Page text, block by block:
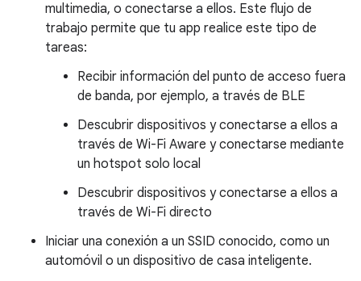
multimedia, o conectarse a ellos. Este flujo de
trabajo permite que tu app realice este tipo de
tareas:
Recibir información del punto de acceso fuera
de banda, por ejemplo, a través de BLE
Descubrir dispositivos y conectarse a ellos a
través de Wi-Fi Aware y conectarse mediante
un hotspot solo local
Descubrir dispositivos y conectarse a ellos a
través de Wi-Fi directo
Iniciar una conexión a un SSID conocido, como un
automóvil o un dispositivo de casa inteligente.